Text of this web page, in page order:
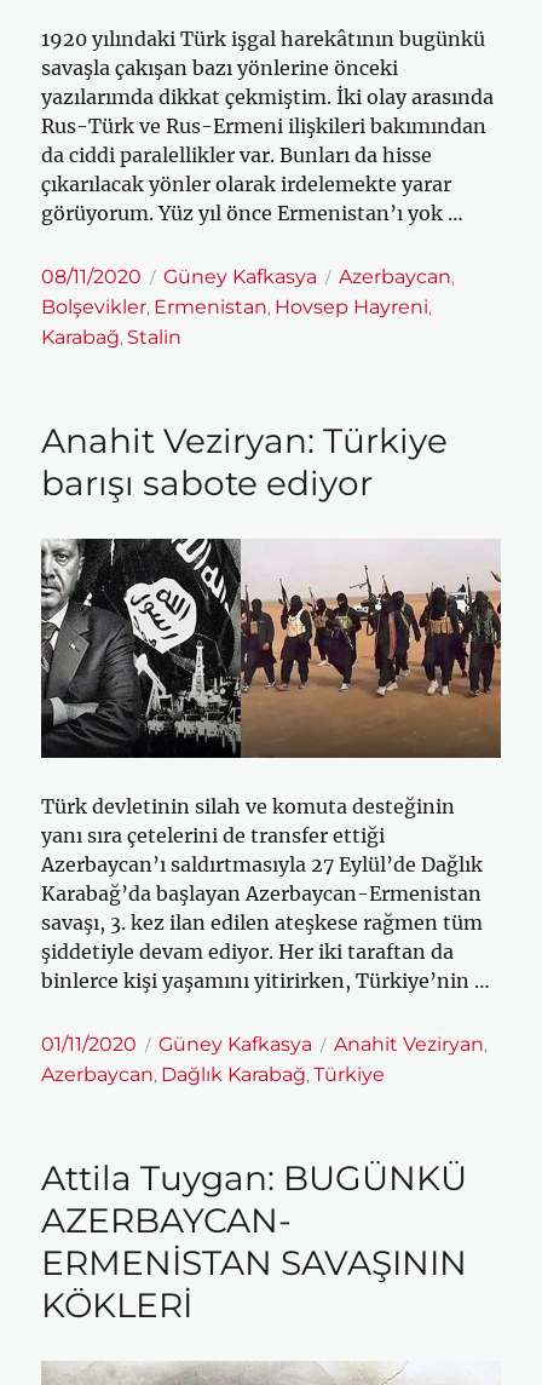
1920 yılındaki Türk işgal harekâtının bugünkü
savaşla çakışan bazı yönlerine önceki
yazılarımda dikkat çekmiştim. İki olay arasında
Rus-Türk ve Rus-Ermeni ilişkileri bakımından
da ciddi paralellikler var. Bunları da hisse
çıkarılacak yönler olarak irdelemekte yarar
görüyorum. Yüz yıl önce Ermenistan’ı yok …
Yayın
tarihi
08/11/2020 Kategoriler
Güney Kafkasya Etiketler
Azerbaycan,
Bolşevikler, Ermenistan, Hovsep Hayreni,
Karabağ, Stalin
Anahit Veziryan: Türkiye
barışı sabote ediyor
Türk devletinin silah ve komuta desteğinin
yanı sıra çetelerini de transfer ettiği
Azerbaycan’ı saldırtmasıyla 27 Eylül’de Dağlık
Karabağ’da başlayan Azerbaycan-Ermenistan
savaşı, 3. kez ilan edilen ateşkese rağmen tüm
şiddetiyle devam ediyor. Her iki taraftan da
binlerce kişi yaşamını yitirirken, Türkiye’nin …
Yayın
tarihi
01/11/2020 Kategoriler
Güney Kafkasya Etiketler
Anahit Veziryan,
Azerbaycan, Dağlık Karabağ,Türkiye
Attila Tuygan: BUGÜNKÜ
AZERBAYCAN-
ERMENİSTAN SAVAŞININ
KÖKLERİ